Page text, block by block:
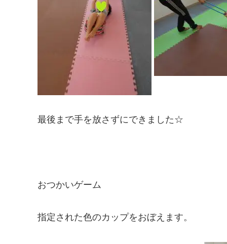
最後まで手を放さずにできました☆
おつかいゲーム
指定された色のカップをおぼえます。